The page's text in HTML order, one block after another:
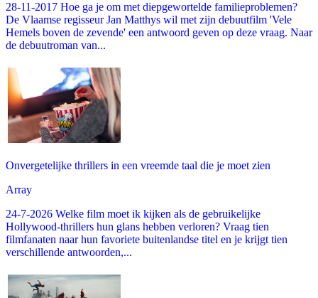
28-11-2017 Hoe ga je om met diepgewortelde familieproblemen?
De Vlaamse regisseur Jan Matthys wil met zijn debuutfilm 'Vele
Hemels boven de zevende' een antwoord geven op deze vraag. Naar
de debuutroman van...
Onvergetelijke thrillers in een vreemde taal die je moet zien
Array
24-7-2026 Welke film moet ik kijken als de gebruikelijke
Hollywood-thrillers hun glans hebben verloren? Vraag tien
filmfanaten naar hun favoriete buitenlandse titel en je krijgt tien
verschillende antwoorden,...